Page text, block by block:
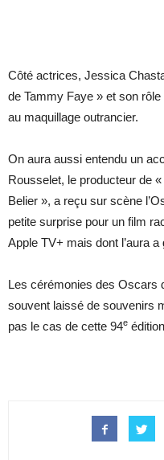
Côté actrices, Jessica
de Tammy Faye » et son
au maquillage outrancier.
On aura aussi entendu un
Rousselet, le producteur de
Belier », a reçu sur scène
petite surprise pour un film
Apple TV+ mais dont l’aura
Les cérémonies des Oscars
souvent laissé de souvenirs
pas le cas de cette 94e